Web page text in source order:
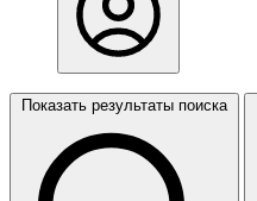
Показать результаты поиска